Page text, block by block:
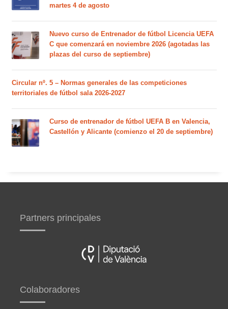
martes 4 de agosto
Nuevo curso de Entrenador de fútbol Licencia UEFA
C que comenzará en noviembre 2026 (agotadas las
plazas del curso de septiembre)
Circular nº. 5 – Normas generales de las competiciones
territoriales de fútbol sala 2026-2027
Curso de entrenador de fútbol UEFA B en Valencia,
Castellón y Alicante (comienzo el 20 de septiembre)
Partners principales
Colaboradores